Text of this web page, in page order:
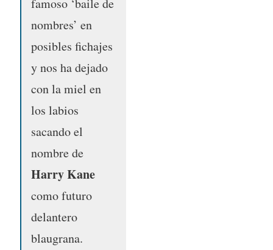
nombres’ en
posibles fichajes
y nos ha dejado
con la miel en
los labios
sacando el
nombre de
Harry Kane
como futuro
delantero
blaugrana.